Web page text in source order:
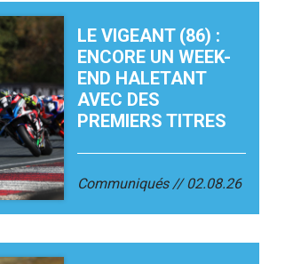
LE VIGEANT (86) :
ENCORE UN WEEK-
END HALETANT
AVEC DES
PREMIERS TITRES
Communiqués 02.08.26